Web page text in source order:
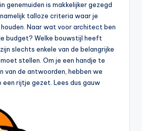
genemuiden is makkelijker gezegd
talloze criteria waar je
Naar wat voor architect ben
budget? Welke bouwstijl heeft
slechts enkele van de belangrijke
stellen. Om je een handje te
van de antwoorden, hebben we
een rijtje gezet. Lees dus gauw